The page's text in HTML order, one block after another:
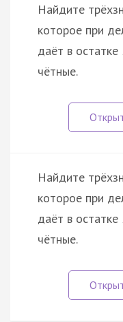
Найдите
которое при
даёт в
чётные.
Найдите
которое при
даёт в
чётные.